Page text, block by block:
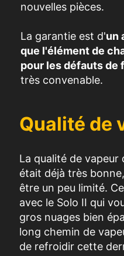
nouvelles pièces.
La garantie est d'un
que l'élément de
pour les défauts de
très convenable.
Qualité de
La qualité de vapeur
était déjà très
être un peu limité.
avec le Solo II qui
gros nuages bien
long chemin de
de refroidir cette